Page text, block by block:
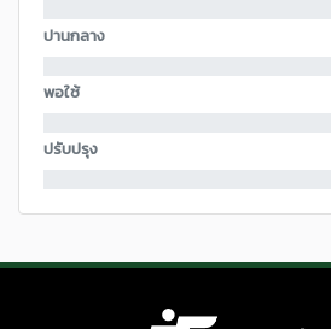
ปานกลาง
พอใช้
ปรับปรุง